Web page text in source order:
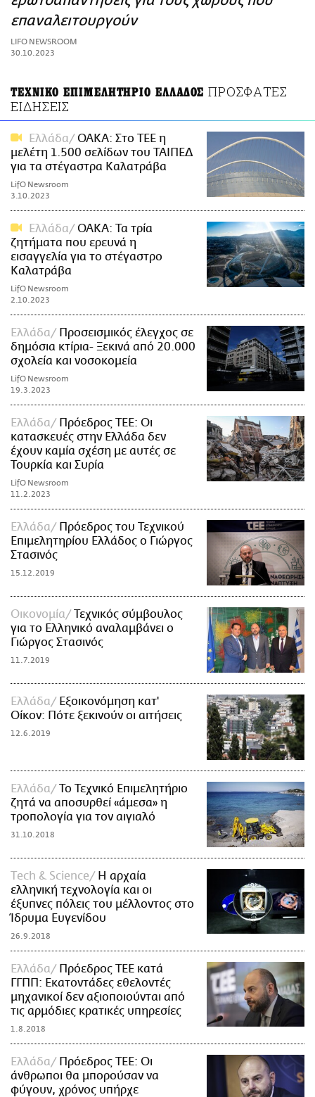
ΑΜΠΑ
PRINT
επαναλειτουργούν
LIFO NEWSROOM
30.10.2023
ΤΕΧΝΙΚΟ ΕΠΙΜΕΛΗΤΗΡΙΟ ΕΛΛΑΔΟΣ ΠΡΟΣΦΑΤΕΣ
ΕΙΔΗΣΕΙΣ
Ελλάδα
ΟΑΚΑ: Στο ΤΕΕ η
μελέτη 1.500 σελίδων του ΤΑΙΠΕΔ
για τα στέγαστρα Καλατράβα
LifO Newsroom
3.10.2023
Ελλάδα
ΟΑΚΑ: Τα τρία
ζητήματα που ερευνά η
εισαγγελία για το στέγαστρο
Καλατράβα
LifO Newsroom
2.10.2023
Ελλάδα
Προσεισμικός έλεγχος σε
δημόσια κτίρια- Ξεκινά από 20.000
σχολεία και νοσοκομεία
LifO Newsroom
19.3.2023
Ελλάδα
Πρόεδρος ΤΕΕ: Οι
κατασκευές στην Ελλάδα δεν
έχουν καμία σχέση με αυτές σε
Τουρκία και Συρία
LifO Newsroom
11.2.2023
Ελλάδα
Πρόεδρος του Τεχνικού
Επιμελητηρίου Ελλάδος ο Γιώργος
Στασινός
15.12.2019
Οικονομία
Τεχνικός σύμβουλος
για το Ελληνικό αναλαμβάνει o
Γιώργος Στασινός
11.7.2019
Ελλάδα
Εξοικονόμηση κατ'
Οίκον: Πότε ξεκινούν οι αιτήσεις
12.6.2019
Ελλάδα
Το Τεχνικό Επιμελητήριο
ζητά να αποσυρθεί «άμεσα» η
τροπολογία για τον αιγιαλό
31.10.2018
Τech & Science
Η αρχαία
ελληνική τεχνολογία και οι
έξυπνες πόλεις του μέλλοντος στο
Ίδρυμα Ευγενίδου
26.9.2018
Ελλάδα
Πρόεδρος ΤΕΕ κατά
ΓΓΠΠ: Εκατοντάδες εθελοντές
μηχανικοί δεν αξιοποιούνται από
τις αρμόδιες κρατικές υπηρεσίες
1.8.2018
Ελλάδα
Πρόεδρος ΤΕΕ: Οι
άνθρωποι θα μπορούσαν να
φύγουν, χρόνος υπήρχε